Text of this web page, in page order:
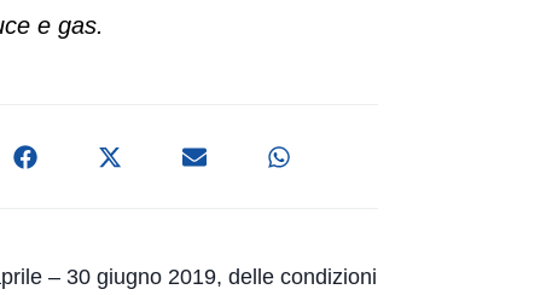
e gas.
– 30 giugno 2019, delle condizioni